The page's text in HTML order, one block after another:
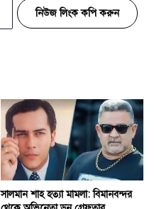
নিউজ লিংক কপি করুন
সালমান শাহ হত্যা মামলা: বিমানবন্দর